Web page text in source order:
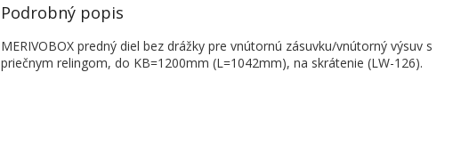
Podrobný popis
MERIVOBOX predný diel bez drážky pre vnútornú zásuvku/vnútorný výsuv s
priečnym relingom, do KB=1200mm (L=1042mm), na skrátenie (LW-126).